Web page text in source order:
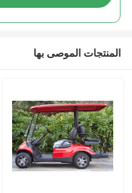
المنتجات الموصى بها